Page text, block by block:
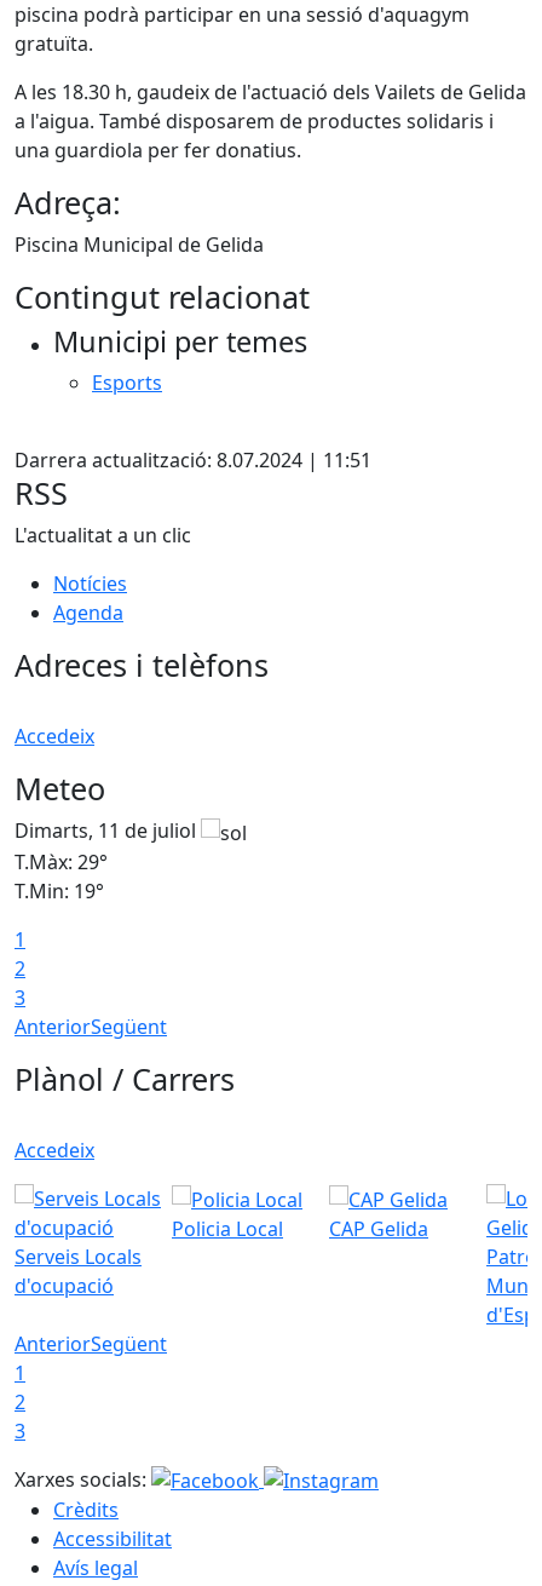
piscina podrà participar en una sessió d'aquagym
gratuïta.
A les 18.30 h, gaudeix de l'actuació dels Vailets de Gelida
a l'aigua. També disposarem de productes solidaris i
una guardiola per fer donatius.
Adreça:
Piscina Municipal de Gelida
Contingut relacionat
Municipi per temes
Esports
Darrera actualització: 8.07.2024 | 11:51
RSS
L'actualitat a un clic
Notícies
Agenda
Adreces i telèfons
Accedeix
Meteo
Dimarts, 11 de juliol
T.Màx: 29°
T.Min: 19°
1
2
3
AnteriorSegüent
Plànol / Carrers
Accedeix
Serveis Locals
d'ocupació
Policia Local
CAP Gelida
AnteriorSegüent
1
2
3
Xarxes socials:
Crèdits
Accessibilitat
Avís legal